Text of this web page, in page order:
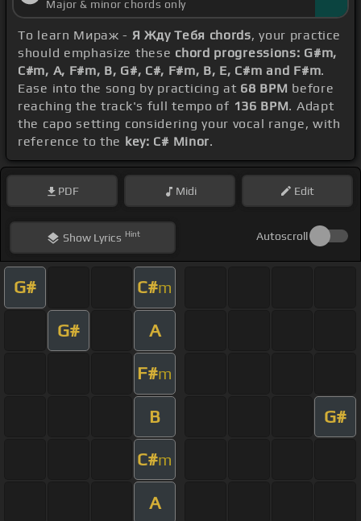
Major & minor chords only
To learn Мираж - Я Жду Тебя chords, your practice
should emphasize these chord progressions: G#m,
C#m, A, F#m, B, G#, C#, F#m, B, E, C#m and F#m.
Ease into the song by practicing at 68 BPM before
reaching the track's full tempo of 136 BPM. Adapt
the capo setting considering your vocal range, with
reference to the key: C# Minor.
PDF Midi Edit
ShowLyrics Hint Autoscroll
G# C#m
G# A
F#m
B G#
C#m
A